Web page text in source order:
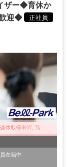
ザー◆育休か
歓迎◆
正社員
在籍中